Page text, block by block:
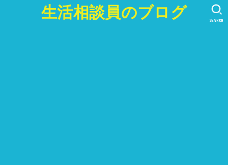
生活相談員のブログ SEARCH